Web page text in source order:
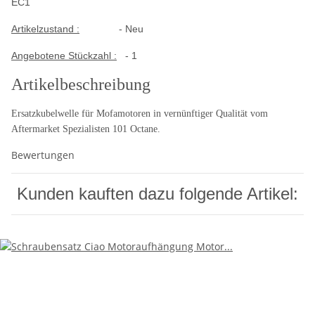
Artikelzustand : - Neu
Angebotene Stückzahl : - 1
Artikelbeschreibung
Ersatzkubelwelle für Mofamotoren in vernünftiger Qualität vom
Aftermarket Spezialisten 101 Octane.
Bewertungen
Kunden kauften dazu folgende Artikel: